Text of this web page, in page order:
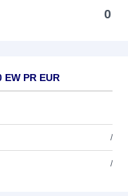
0
PR EUR
/
/